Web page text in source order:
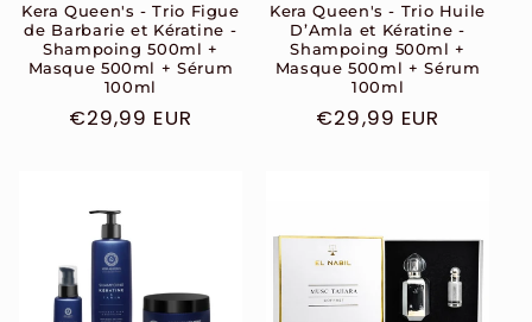
Kera Queen's - Trio Figue
de Barbarie et Kératine -
Shampoing 500ml +
Masque 500ml + Sérum
100ml
Prix
€29,99 EUR
Kera Queen's - Trio Huile
D’Amla et Kératine -
Shampoing 500ml +
Masque 500ml + Sérum
100ml
Prix
€29,99 EUR